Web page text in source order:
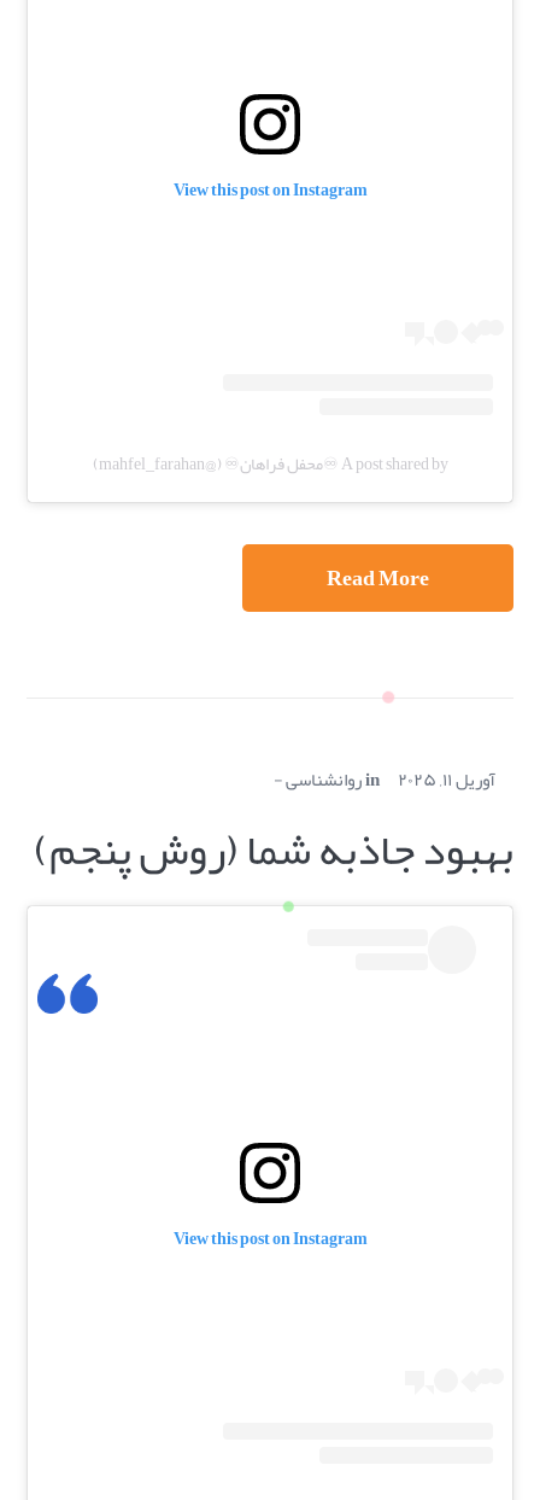
View this post on Instagram
A post shared by ♾️محفل فراهان♾️ (@mahfel_farahan)
Read More
آوریل ۱۱, ۲۰۲۵ inروانشناسی
بهبود جاذبه شما (روش پنجم)
View this post on Instagram